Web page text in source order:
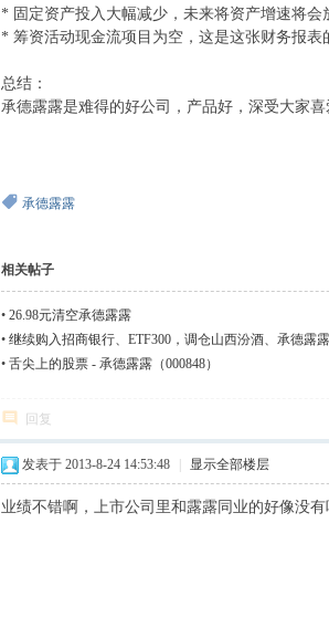
* 固定资产投入大幅减少，未来将资产增速将会
* 筹资活动现金流项目为空，这是这张财务报表
总结：
承德露露是难得的好公司，产品好，深受大家
承德露露
相关帖子
• 26.98元清空承德露露
• 继续购入招商银行、ETF300，调仓山西汾酒、承德露露
• 舌尖上的股票 - 承德露露（000848）
回复
发表于 2013-8-24 14:53:48 显示全部楼层
业绩不错啊，上市公司里和露露同业的好像没